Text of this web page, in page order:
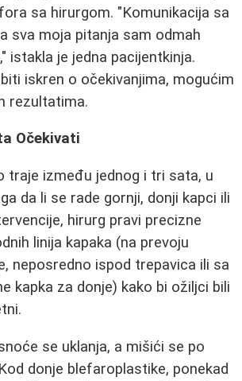
sa hirurgom. "Komunikacija sa
sva moja pitanja sam odmah
istakla je jedna pacijentkinja.
iskren o očekivanjima, mogućim
rezultatima.
Očekivati
traje između jednog i tri sata, u
da li se rade gornji, donji kapci ili
hirurg pravi precizne
linija kapaka (na prevoju
neposredno ispod trepavica ili sa
kapka za donje) kako bi ožiljci bili
se uklanja, a mišići se po
donje blefaroplastike, ponekad